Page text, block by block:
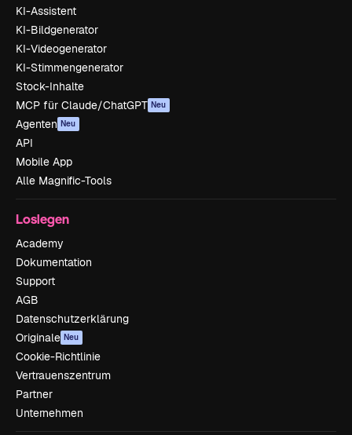
KI-Assistent
KI-Bildgenerator
KI-Videogenerator
KI-Stimmengenerator
Stock-Inhalte
MCP für Claude/ChatGPT Neu
Agenten Neu
API
Mobile App
Alle Magnific-Tools
Loslegen
Academy
Dokumentation
Support
AGB
Datenschutzerklärung
Originale Neu
Cookie-Richtlinie
Vertrauenszentrum
Partner
Unternehmen